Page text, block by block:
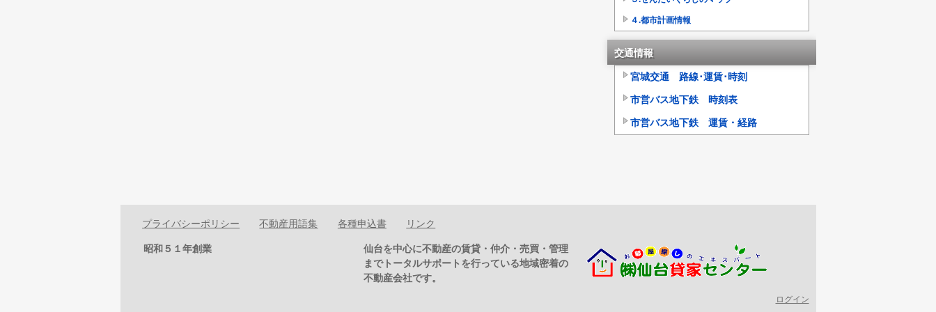
４.都市計画情報
交通情報
宮城交通 路線･運賃･時刻
市営バス地下鉄 時刻表
市営バス地下鉄 運賃・経路
プライバシーポリシー 不動産用語集 各種申込書 リンク
昭和５１年創業
仙台を中心に不動産の賃貸・仲介・売買・管理
までトータルサポートを行っている地域密着の
不動産会社です。
ログイン